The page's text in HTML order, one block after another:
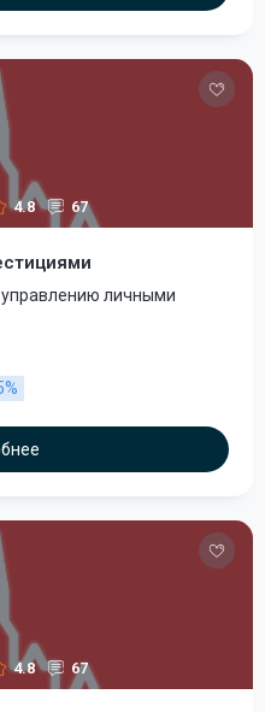
4.8 67
личными
4.8 67